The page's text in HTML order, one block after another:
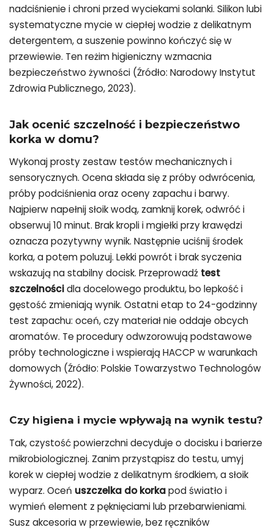
nadciśnienie i chroni przed wyciekami solanki. Silikon lubi
systematyczne mycie w ciepłej wodzie z delikatnym
detergentem, a suszenie powinno kończyć się w
przewiewie. Ten reżim higieniczny wzmacnia
bezpieczeństwo żywności (Źródło: Narodowy Instytut
Zdrowia Publicznego, 2023).
Jak ocenić szczelność i bezpieczeństwo
korka w domu?
Wykonaj prosty zestaw testów mechanicznych i
sensorycznych. Ocena składa się z próby odwrócenia,
próby podciśnienia oraz oceny zapachu i barwy.
Najpierw napełnij słoik wodą, zamknij korek, odwróć i
obserwuj 10 minut. Brak kropli i mgiełki przy krawędzi
oznacza pozytywny wynik. Następnie uciśnij środek
korka, a potem poluzuj. Lekki powrót i brak syczenia
wskazują na stabilny docisk. Przeprowadź test
szczelnościdla docelowego produktu, bo lepkość i
gęstość zmieniają wynik. Ostatni etap to 24-godzinny
test zapachu: oceń, czy materiał nie oddaje obcych
aromatów. Te procedury odwzorowują podstawowe
próby technologiczne i wspierają HACCP w warunkach
domowych (Źródło: Polskie Towarzystwo Technologów
Żywności, 2022).
Czy higiena i mycie wpływają na wynik testu?
Tak, czystość powierzchni decyduje o docisku i barierze
mikrobiologicznej. Zanim przystąpisz do testu, umyj
korek w ciepłej wodzie z delikatnym środkiem, a słoik
wyparz. Oceń uszczelka do korkapod światło i
wymień element z pęknięciami lub przebarwieniami.
Susz akcesoria w przewiewie, bez ręczników